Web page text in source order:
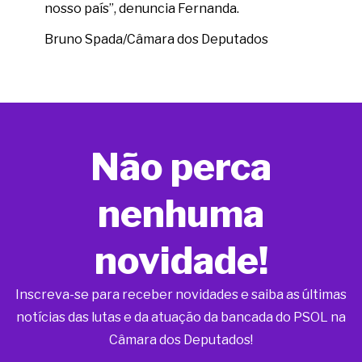
nosso país”, denuncia Fernanda.
Bruno Spada/Câmara dos Deputados
Não perca
nenhuma
novidade!
Inscreva-se para receber novidades e saiba as últimas
notícias das lutas e da atuação da bancada do PSOL na
Câmara dos Deputados!